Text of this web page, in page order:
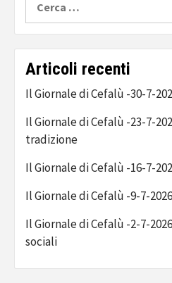
per:
Articoli recenti
Il Giornale di Cefalù -30-7-
Il Giornale di Cefalù -23-7-
tradizione
Il Giornale di Cefalù -16-7-
Il Giornale di Cefalù -9-7-
Il Giornale di Cefalù -2-7-
sociali